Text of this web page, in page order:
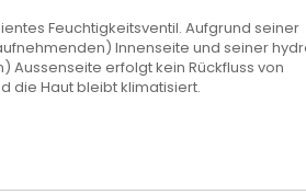
Feuchtigkeitsventil. Aufgrund seiner
Innenseite und seiner
Aussenseite erfolgt kein Rückfluss von
die Haut bleibt klimatisiert.